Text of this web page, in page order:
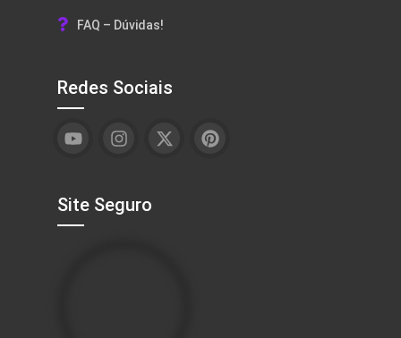
FAQ – Dúvidas!
Redes Sociais
Site Seguro